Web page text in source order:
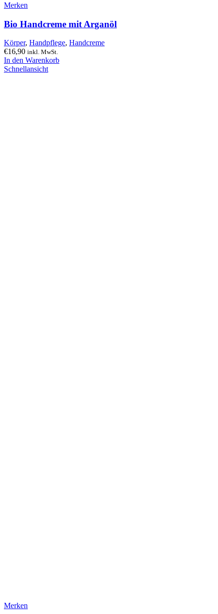
Merken
Bio Handcreme mit Arganöl
Körper, Handpflege, Handcreme
€16,90 inkl. MwSt.
In den Warenkorb
Schnellansicht
Merken